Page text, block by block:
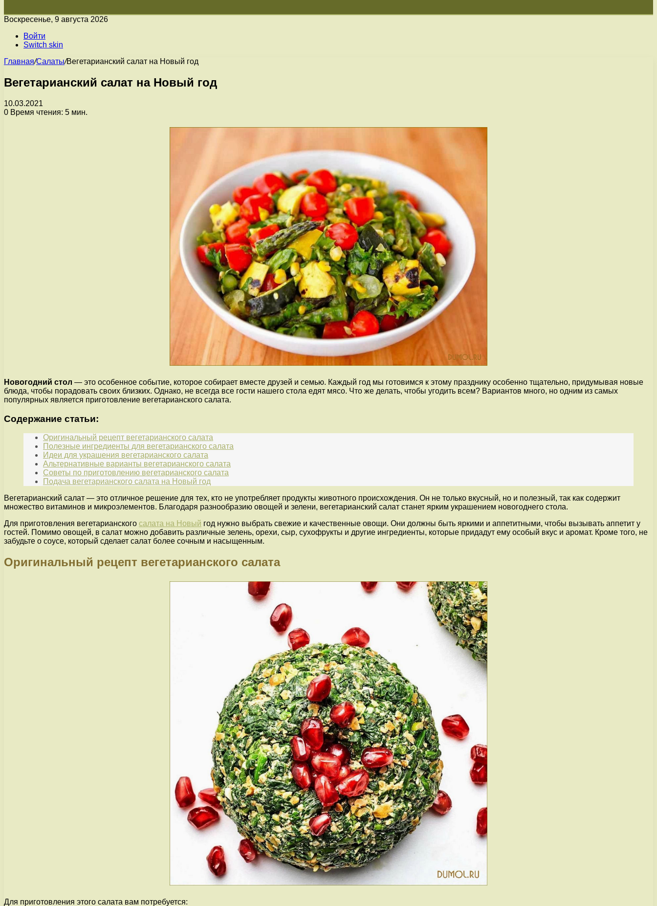
Воскресенье, 9 августа 2026
Войти
Switch skin
Главная/Салаты/Вегетарианский салат на Новый год
Вегетарианский салат на Новый год
10.03.2021
0 Время чтения: 5 мин.
Новогодний стол — это особенное событие, которое собирает вместе друзей и семью. Каждый год мы готовимся к этому празднику особенно тщательно, придумывая новые
блюда, чтобы порадовать своих близких. Однако, не всегда все гости нашего стола едят мясо. Что же делать, чтобы угодить всем? Вариантов много, но одним из самых
популярных является приготовление вегетарианского салата.
Содержание статьи:
Оригинальный рецепт вегетарианского салата
Полезные ингредиенты для вегетарианского салата
Идеи для украшения вегетарианского салата
Альтернативные варианты вегетарианского салата
Советы по приготовлению вегетарианского салата
Подача вегетарианского салата на Новый год
Вегетарианский салат — это отличное решение для тех, кто не употребляет продукты животного происхождения. Он не только вкусный, но и полезный, так как содержит
множество витаминов и микроэлементов. Благодаря разнообразию овощей и зелени, вегетарианский салат станет ярким украшением новогоднего стола.
Для приготовления вегетарианского салата на Новый год нужно выбрать свежие и качественные овощи. Они должны быть яркими и аппетитными, чтобы вызывать аппетит у
гостей. Помимо овощей, в салат можно добавить различные зелень, орехи, сыр, сухофрукты и другие ингредиенты, которые придадут ему особый вкус и аромат. Кроме того, не
забудьте о соусе, который сделает салат более сочным и насыщенным.
Оригинальный рецепт вегетарианского салата
Для приготовления этого салата вам потребуется: